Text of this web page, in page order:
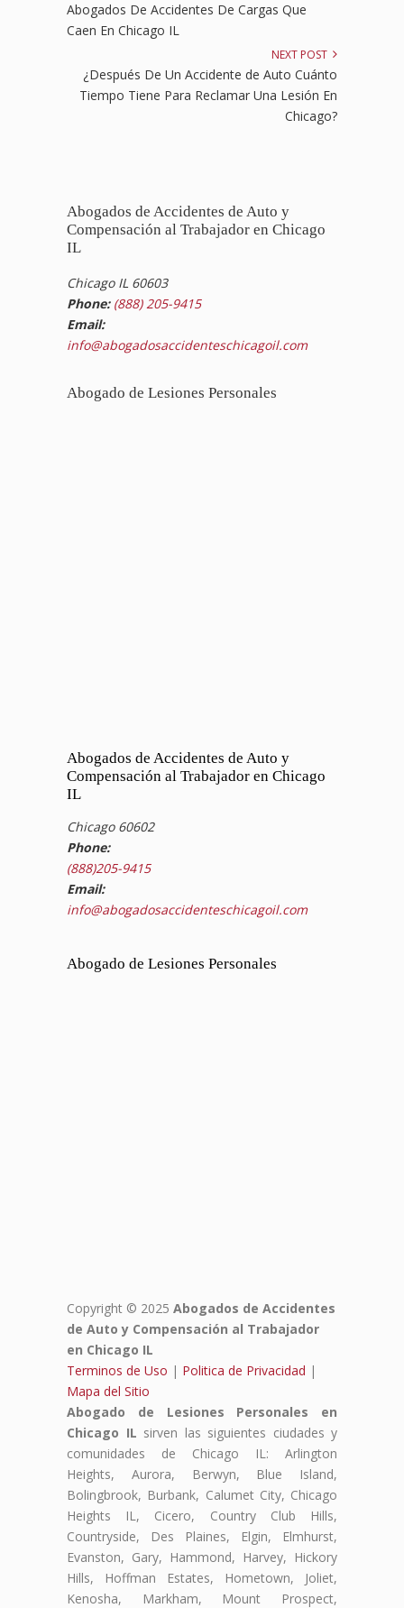
Abogados De Accidentes De Cargas Que
Caen En Chicago IL
NEXT POST
¿Después De Un Accidente de Auto Cuánto
Tiempo Tiene Para Reclamar Una Lesión En
Chicago?
Abogados de Accidentes de Auto y
Compensación al Trabajador en Chicago
IL
Chicago IL 60603
Phone: (888) 205-9415
Email:
info@abogadosaccidenteschicagoil.com
Abogado de Lesiones Personales
Abogados de Accidentes de Auto y
Compensación al Trabajador en Chicago
IL
Chicago 60602
Phone:
(888)205-9415
Email:
info@abogadosaccidenteschicagoil.com
Abogado de Lesiones Personales
Copyright © 2025 Abogados de Accidentes
de Auto y Compensación al Trabajador
en Chicago IL
Terminos de Uso | Politica de Privacidad |
Mapa del Sitio
Abogado de Lesiones Personales en
Chicago IL sirven las siguientes ciudades y
comunidades de Chicago IL: Arlington
Heights, Aurora, Berwyn, Blue Island,
Bolingbrook, Burbank, Calumet City, Chicago
Heights IL, Cicero, Country Club Hills,
Countryside, Des Plaines, Elgin, Elmhurst,
Evanston, Gary, Hammond, Harvey, Hickory
Hills, Hoffman Estates, Hometown, Joliet,
Kenosha, Markham, Mount Prospect,